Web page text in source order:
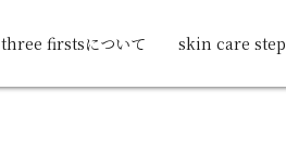
three firstsについて skin care step